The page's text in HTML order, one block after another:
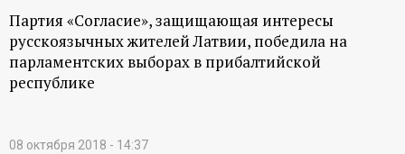
Партия «Согласие», защищающая интересы
русскоязычных жителей Латвии, победила на
парламентских выборах в прибалтийской
республике
08 октября 2018 - 14:37